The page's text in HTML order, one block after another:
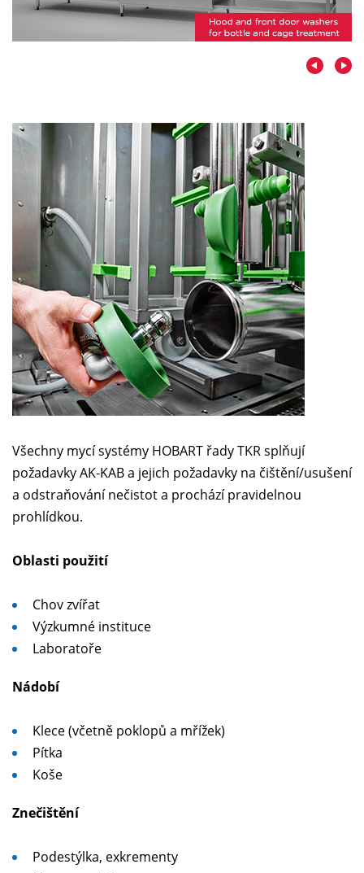
Všechny mycí systémy HOBART řady TKR splňují
požadavky AK-KAB a jejich požadavky na čištění/usušení
a odstraňování nečistot a prochází pravidelnou
prohlídkou.
Oblasti použití
Chov zvířat
Výzkumné instituce
Laboratoře
Nádobí
Klece (včetně poklopů a mřížek)
Pítka
Koše
Znečištění
Podestýlka, exkrementy